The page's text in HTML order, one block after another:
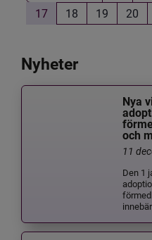
17
18 19 20
Nyheter
Nya
och
11
Den 1